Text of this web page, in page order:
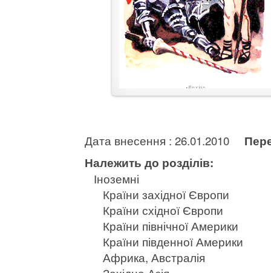
Дата внесення : 26.01.2010
Належить до розділів:
Іноземні
Країни західної Європи
Країни східної Європи
Країни північної Америки
Країни південної Америки
Африка, Австралія